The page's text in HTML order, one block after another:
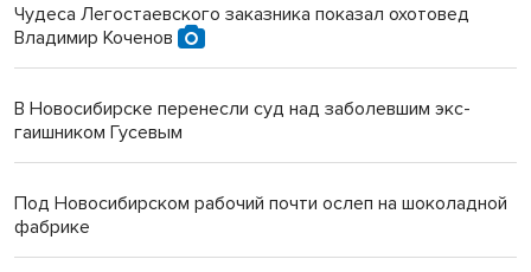
Чудеса Легостаевского заказника показал охотовед
Владимир Коченов
В Новосибирске перенесли суд над заболевшим экс-
гаишником Гусевым
Под Новосибирском рабочий почти ослеп на шоколадной
фабрике